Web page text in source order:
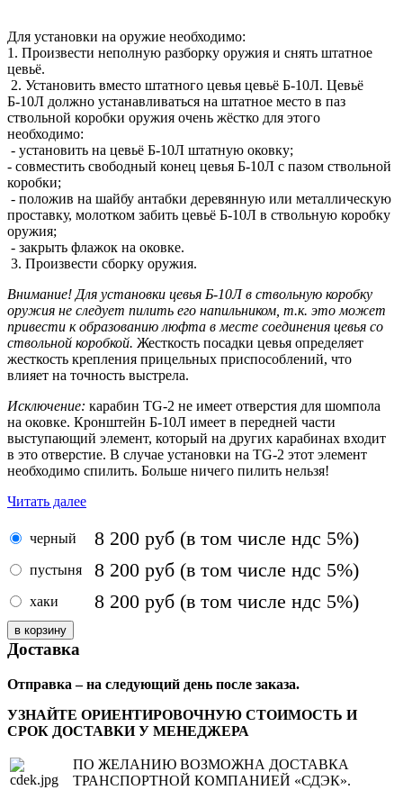
Для установки на оружие необходимо:
1. Произвести неполную разборку оружия и снять штатное
цевьё.
2. Установить вместо штатного цевья цевьё Б-10Л. Цевьё
Б-10Л должно устанавливаться на штатное место в паз
ствольной коробки оружия очень жёстко для этого
необходимо:
- установить на цевьё Б-10Л штатную оковку;
- совместить свободный конец цевья Б-10Л с пазом ствольной
коробки;
- положив на шайбу антабки деревянную или металлическую
проставку, молотком забить цевьё Б-10Л в ствольную коробку
оружия;
- закрыть флажок на оковке.
3. Произвести сборку оружия.
Внимание! Для установки цевья Б-10Л в ствольную коробку
оружия не следует пилить его напильником, т.к. это может
привести к образованию люфта в месте соединения цевья со
ствольной коробкой. Жесткость посадки цевья определяет
жесткость крепления прицельных приспособлений, что
влияет на точность выстрела.
Исключение: карабин TG-2 не имеет отверстия для шомпола
на оковке. Кронштейн Б-10Л имеет в передней части
выступающий элемент, который на других карабинах входит
в это отверстие. В случае установки на TG-2 этот элемент
необходимо спилить. Больше ничего пилить нельзя!
Читать далее
черный 8 200 руб (в том числе ндс 5%)
пустыня 8 200 руб (в том числе ндс 5%)
хаки 8 200 руб (в том числе ндс 5%)
Доставка
Отправка – на следующий день после заказа.
УЗНАЙТЕ ОРИЕНТИРОВОЧНУЮ СТОИМОСТЬ И
СРОК ДОСТАВКИ У МЕНЕДЖЕРА
ПО ЖЕЛАНИЮ ВОЗМОЖНА ДОСТАВКА
ТРАНСПОРТНОЙ КОМПАНИЕЙ «СДЭК».